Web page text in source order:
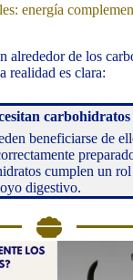
energía
alrededor de los
realidad es clara:
beneficiarse de
cumplen un
digestivo.